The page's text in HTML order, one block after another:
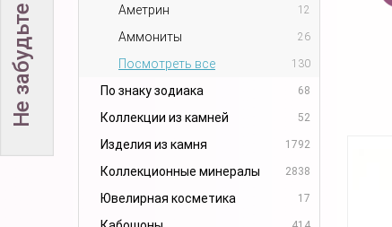
Аметрин 12
Аммониты 26
Посмотреть все 130
По знаку зодиака 68
Коллекции из камней 52
Изделия из камня 1792
Коллекционные минералы 2838
Ювелирная косметика 17